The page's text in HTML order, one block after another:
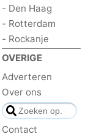
- Den Haag
- Rotterdam
- Rockanje
OVERIGE
Adverteren
Over ons
Contact